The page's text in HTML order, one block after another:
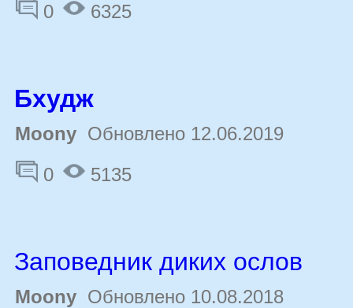
0
6325
Бхудж
Moony Обновлено 12.06.2019
0
5135
Заповедник диких ослов
Moony Обновлено 10.08.2018